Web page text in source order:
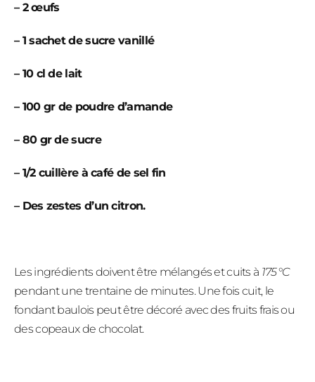
– 2 œufs
– 1 sachet de sucre vanillé
– 10 cl de lait
– 100 gr de poudre d’amande
– 80 gr de sucre
– 1/2 cuillère à café de sel fin
– Des zestes d’un citron.
Les ingrédients doivent être mélangés et cuits à 175 °C
pendant une trentaine de minutes. Une fois cuit, le
fondant baulois peut être décoré avec des fruits frais ou
des copeaux de chocolat.